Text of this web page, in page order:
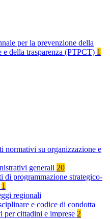
per la prevenzione della
e della trasparenza (PTPCT) 1
normativi su organizzazione e
generali 20
di programmazione strategico-
1
regionali
e codice di condotta
per cittadini e imprese 2